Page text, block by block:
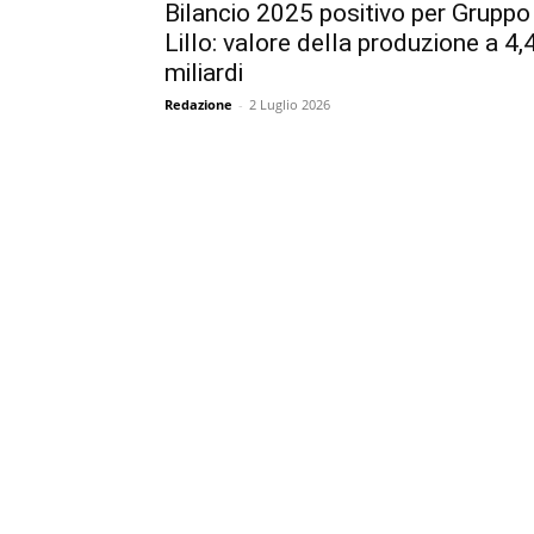
Bilancio 2025 positivo per Gruppo
Lillo: valore della produzione a
miliardi
Redazione - 2 Luglio 2026